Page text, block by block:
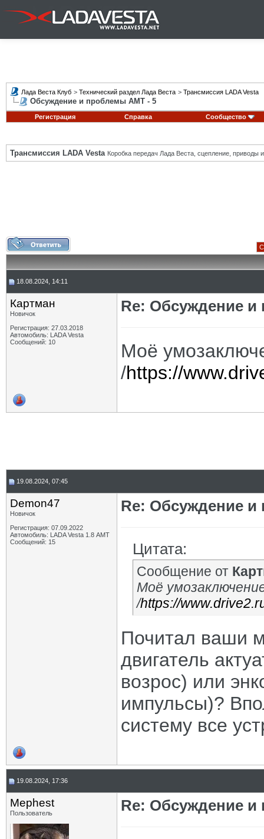
Лада Веста Клуб > Технический раздел Лада Веста > Трансмиссия LADA Vesta
Обсуждение и проблемы АМТ - 5
Регистрация Справка Сообщество
Трансмиссия LADA Vesta Коробка передач Лада Веста, сцепление, приводы и
18.08.2024, 14:11
Картман
Новичок
Регистрация: 27.03.2018
Автомобиль: LADA Vesta
Сообщений: 10
Re: Обсуждение
Моё
/https://
19.08.2024, 07:45
Demon47
Новичок
Регистрация: 07.09.2022
Автомобиль: LADA Vesta 1.8 АМТ
Сообщений: 15
Re: Обсуждение
Цитата:
Сообщение от
Моё
/https://
Почитал ваши
двигатель
возрос) или
импульсы)?
систему все
19.08.2024, 17:36
Mephest
Пользователь Re: Обсуждение